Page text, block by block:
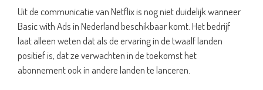
Uit de communicatie van Netflix is nog niet duidelijk wanneer
Basic with Ads in Nederland beschikbaar komt. Het bedrijf
laat alleen weten dat als de ervaring in de twaalf landen
positief is, dat ze verwachten in de toekomst het
abonnement ook in andere landen te lanceren.